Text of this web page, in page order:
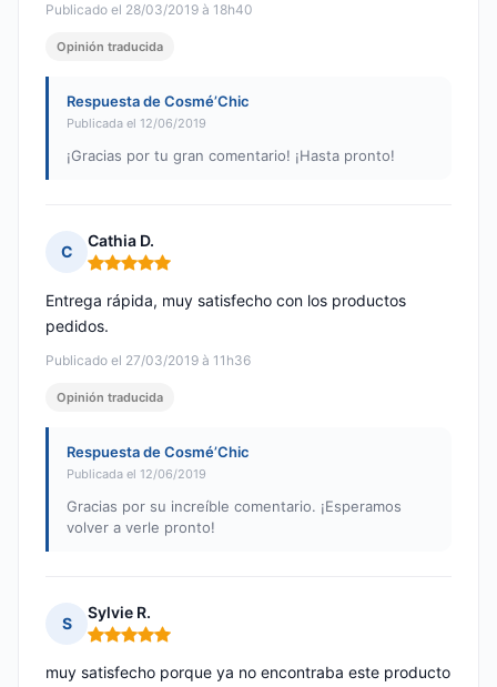
Publicado el 28/03/2019 à 18h40
Opinión traducida
Respuesta de Cosmé’Chic
Publicada el 12/06/2019
¡Gracias por tu gran comentario! ¡Hasta pronto!
C
Cathia D.
Nota: 5 de 5
Publicado el 27/03/2019 à 11h36
Entrega rápida, muy satisfecho con los productos
pedidos.
Opinión traducida
Respuesta de Cosmé’Chic
Publicada el 12/06/2019
Gracias por su increíble comentario. ¡Esperamos
volver a verle pronto!
S
Sylvie R.
Nota: 5 de 5
muy satisfecho porque ya no encontraba este producto